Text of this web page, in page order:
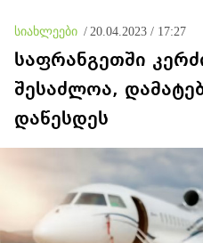
სიახლეები / 20.04.2023 / 17:27
საფრანგეთში
შესაძლოა,
დაწესდეს